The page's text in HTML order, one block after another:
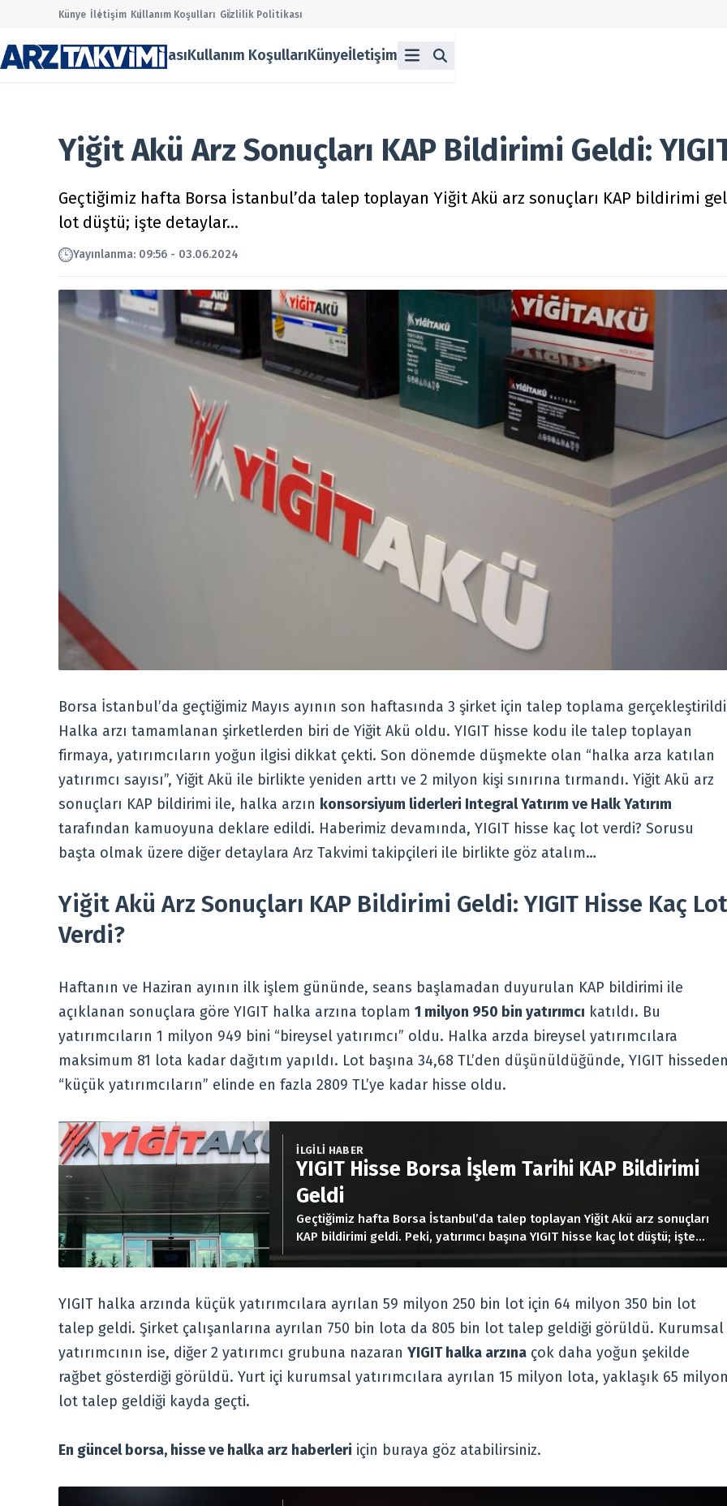
Main Menü
Borsa
Ekonomi
Temettü
Kullanım Koşulları
Künye
İletişim
Künye İletişim Kullanım Koşulları Gizlilik Politikası
Gizlilik PolitikasıKullanım KoşullarıKünyeİletişim
Yiğit Akü Arz Sonuçları KAP Bildirimi Geldi:
Geçtiğimiz hafta Borsa İstanbul’da talep toplayan Yiğit Akü arz sonuçları KAP bildirimi
lot düştü; işte detaylar…
Yayınlanma: 09:56 - 03.06.2024
Borsa İstanbul’da geçtiğimiz Mayıs ayının son haftasında 3 şirket için talep toplama
Halka arzı tamamlanan şirketlerden biri de Yiğit Akü oldu. YIGIT hisse kodu ile talep toplayan
firmaya, yatırımcıların yoğun ilgisi dikkat çekti. Son dönemde düşmekte olan “halka arza katılan
yatırımcı sayısı”, Yiğit Akü ile birlikte yeniden arttı ve 2 milyon kişi sınırına tırmandı. Yiğit Akü arz
sonuçları KAP bildirimi ile, halka arzın konsorsiyum liderleri Integral Yatırım ve Halk Yatırım
tarafından kamuoyuna deklare edildi. Haberimiz devamında, YIGIT hisse kaç lot verdi? Sorusu
başta olmak üzere diğer detaylara Arz Takvimi takipçileri ile birlikte göz atalım…
Yiğit Akü Arz Sonuçları KAP Bildirimi Geldi: YIGIT Hisse Kaç Lot
Verdi?
Haftanın ve Haziran ayının ilk işlem gününde, seans başlamadan duyurulan KAP bildirimi ile
açıklanan sonuçlara göre YIGIT halka arzına toplam 1 milyon 950 bin yatırımcı katıldı. Bu
yatırımcıların 1 milyon 949 bini “bireysel yatırımcı” oldu. Halka arzda bireysel yatırımcılara
maksimum 81 lota kadar dağıtım yapıldı. Lot başına 34,68 TL’den düşünüldüğünde, YIGIT
“küçük yatırımcıların” elinde en fazla 2809 TL’ye kadar hisse oldu.
İLGİLİ HABER
YIGIT Hisse Borsa İşlem Tarihi KAP Bildirimi
Geldi
Geçtiğimiz hafta Borsa İstanbul’da talep toplayan Yiğit Akü arz sonuçları
KAP bildirimi geldi. Peki, yatırımcı başına YIGIT hisse kaç lot düştü; işte
detaylar…
YIGIT halka arzında küçük yatırımcılara ayrılan 59 milyon 250 bin lot için 64 milyon 350 bin lot
talep geldi. Şirket çalışanlarına ayrılan 750 bin lota da 805 bin lot talep geldiği görüldü. Kurumsal
yatırımcının ise, diğer 2 yatırımcı grubuna nazaran YIGIT halka arzına çok daha yoğun şekilde
rağbet gösterdiği görüldü. Yurt içi kurumsal yatırımcılara ayrılan 15 milyon lota, yaklaşık 65
lot talep geldiği kayda geçti.
En güncel borsa, hisse ve halka arz haberleri için buraya göz atabilirsiniz.